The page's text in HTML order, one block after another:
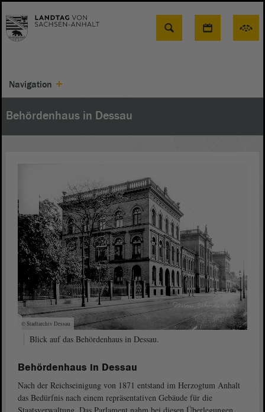
Suche
Navigation
Behördenhaus in Dessau
© Stadtarchiv Dessau
Blick auf das Behördenhaus in Dessau.
Behördenhaus in Dessau
Nach der Reichseinigung von 1871 entstand im Herzogtum Anhalt
das Bedürfnis nach einem repräsentativen Gebäude für die